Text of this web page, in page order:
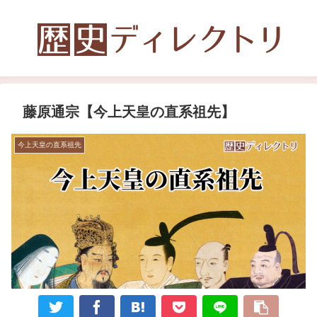
藤原通宗【今上天皇の直系祖先】
今上天皇の直系祖先